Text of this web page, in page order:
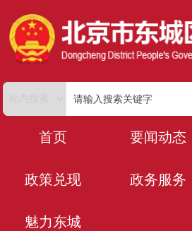
首页 要闻动态
政策兑现 政务服务
魅力东城